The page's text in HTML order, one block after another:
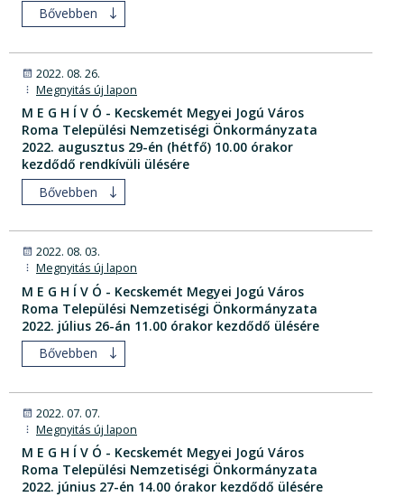
Bővebben
2022. 08. 26.
Megnyitás új lapon
M E G H Í V Ó - Kecskemét Megyei Jogú Város
Roma Települési Nemzetiségi Önkormányzata
2022. augusztus 29-én (hétfő) 10.00 órakor
kezdődő rendkívüli ülésére
Bővebben
2022. 08. 03.
Megnyitás új lapon
M E G H Í V Ó - Kecskemét Megyei Jogú Város
Roma Települési Nemzetiségi Önkormányzata
2022. július 26-án 11.00 órakor kezdődő ülésére
Bővebben
2022. 07. 07.
Megnyitás új lapon
M E G H Í V Ó - Kecskemét Megyei Jogú Város
Roma Települési Nemzetiségi Önkormányzata
2022. június 27-én 14.00 órakor kezdődő ülésére